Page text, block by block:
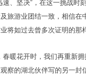
速、坚决”，在这一挑战时
旅游业团结一致，相信在
将如过去曾多次证明的那
春暖花开时，我们再重新
察的湖北伙伴写的另一封信